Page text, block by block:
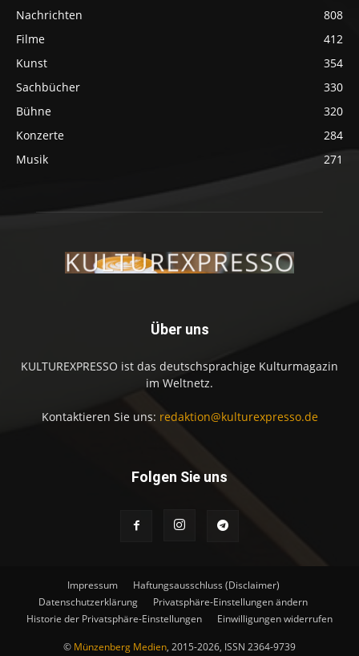
Nachrichten
808
Filme
412
Kunst
354
Sachbücher
330
Bühne
320
Konzerte
284
Musik
271
Über uns
KULTUREXPRESSO ist das deutschsprachige Kulturmagazin
im Weltnetz.
Kontaktieren Sie uns: redaktion@kulturexpresso.de
Folgen Sie uns
Impressum
Haftungsausschluss (Disclaimer)
Datenschutzerklärung
Privatsphäre-Einstellungen ändern
Historie der Privatsphäre-Einstellungen
Einwilligungen widerrufen
© Münzenberg Medien, 2015-2026, ISSN 2364-9739